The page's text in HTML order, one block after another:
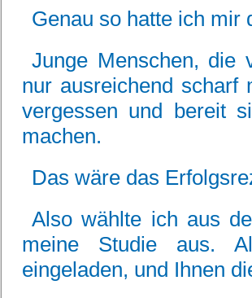
Genau so hatte ich mir
Junge Menschen, die
nur ausreichend
vergessen und bereit
machen.
Das wäre das
Also wählte ich aus
meine Studie aus.
eingeladen, und Ihnen